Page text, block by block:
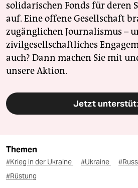
solidarischen Fonds für deren
auf. Eine offene Gesellschaft
zugänglichen Journalismus –
zivilgesellschaftliches
auch? Dann machen Sie mit
unsere Aktion.
Jetzt
Themen
#Krieg in der Ukraine #Ukraine
#Rüstung